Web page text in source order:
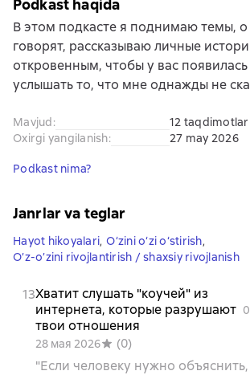
Podkast haqida
В этом подкасте я поднимаю темы,
говорят, рассказываю личные
откровенным, чтобы у вас
услышать то, что мне однажды не
Mavjud:
12 taqdimotlar
Oxirgi yangilanish: 27 may 2026
Podkast nima?
Janrlar va teglar
Hayot hikoyalari, O‘zini o‘zi o‘stirish,
O’z-o’zini rivojlantirish / shaxsiy rivojlanish
13Хватит слушать "коучей" из
интернета, которые разрушают
твои отношения
28 мая 2026 (0)
"Если человеку нужно объяснить,